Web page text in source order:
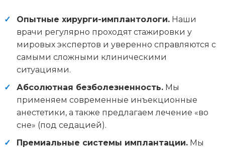
Опытные хирурги-имплантологи. Наши
врачи регулярно проходят стажировки у
мировых экспертов и уверенно справляются с
самыми сложными клиническими
ситуациями.
Абсолютная безболезненность. Мы
применяем современные инъекционные
анестетики, а также предлагаем лечение «во
сне» (под седацией).
Премиальные системы имплантации. Мы